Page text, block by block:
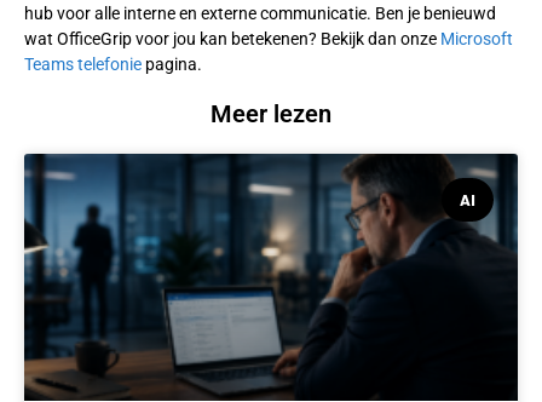
hub voor alle interne en externe communicatie. Ben je benieuwd
wat OfficeGrip voor jou kan betekenen? Bekijk dan onze Microsoft
Teams telefonie pagina.
Meer lezen
AI